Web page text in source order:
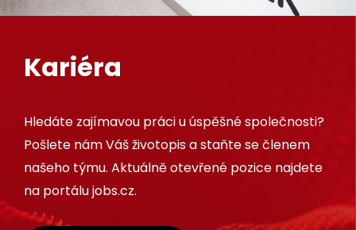
Kariéra
Hledáte zajímavou práci u úspěšné společnosti?
Pošlete nám Váš životopis a staňte se členem
našeho týmu. Aktuálně otevřené pozice najdete
na portálu jobs.cz.